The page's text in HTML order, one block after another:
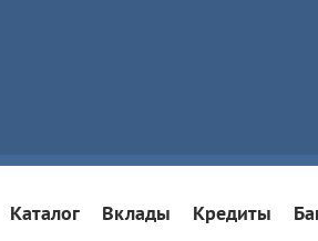
Каталог Вклады Кредиты